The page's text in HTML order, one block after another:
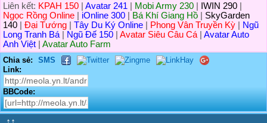
Liên kết: KPAH 150 Avatar 241 Mobi Army 230 IWIN 290
Ngọc Rồng Online
iOnline 300 Bá Khí Giang Hồ
SkyGarden
140
Đại Tướng Tây Du Ký Online Phong Vân Truyền Kỳ
Ngũ
Long Tranh Bá
Ngũ Đế 150 Avatar Siêu Câu Cá
Avatar Auto
Anh Việt
Avatar Auto Farm
Chia sẻ:
SMS
Link:
BBCode: